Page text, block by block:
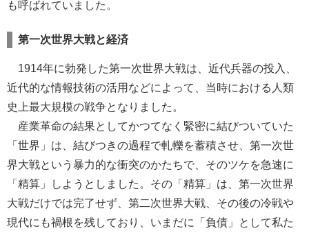
も呼ばれていました。
第一次世界大戦と経済
1914年に勃発した第一次世界大戦は、近代兵器の投入、
近代的な情報技術の活用などによって、当時における人類
史上最大規模の戦争となりました。
産業革命の結果としてかつてなく緊密に結びついていた
「世界」は、結びつきの過程で軋轢を蓄積させ、第一次世
界大戦という暴力的な衝突のかたちで、そのツケを急速に
「精算」しようとしました。その「精算」は、第一次世界
大戦だけでは完了せず、第二次世界大戦、その後の冷戦や
現代にも禍根を残しており、いまだに「負債」として私た